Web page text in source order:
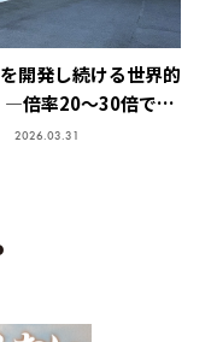
開発し続ける世界的
倍率20～30倍でも
技術で特許取得、今
2026.03.31